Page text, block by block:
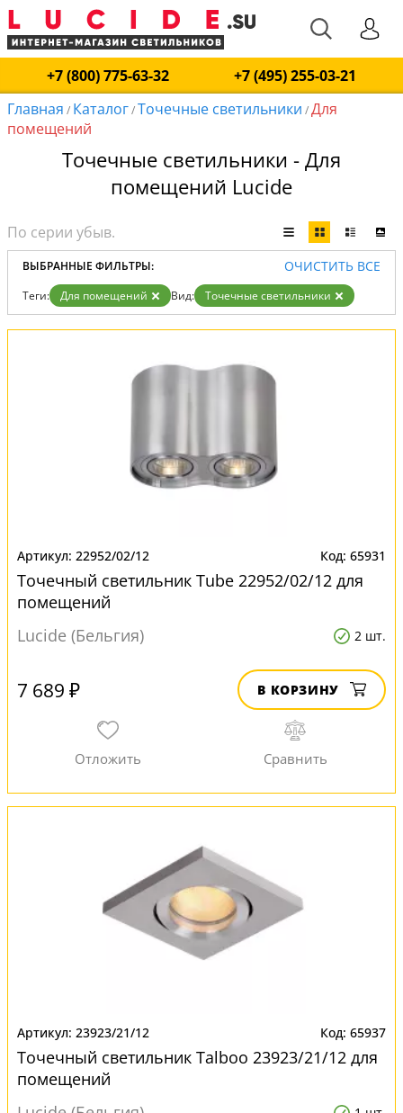
+7 (800) 775-63-32
+7 (495) 255-03-21
Главная / Каталог/Точечные светильники /Для
помещений
Точечные светильники - Для
помещений Lucide
ВЫБРАННЫЕ ФИЛЬТРЫ: ОЧИСТИТЬ ВСЕ
Теги: Для помещений Вид: Точечные светильники
22952/02/12 65931
Точечный светильник Tube 22952/02/12 для
помещений
Lucide (Бельгия)
2 шт.
7 689 ₽ В КОРЗИНУ
23923/21/12 65937
Точечный светильник Talboo 23923/21/12 для
помещений